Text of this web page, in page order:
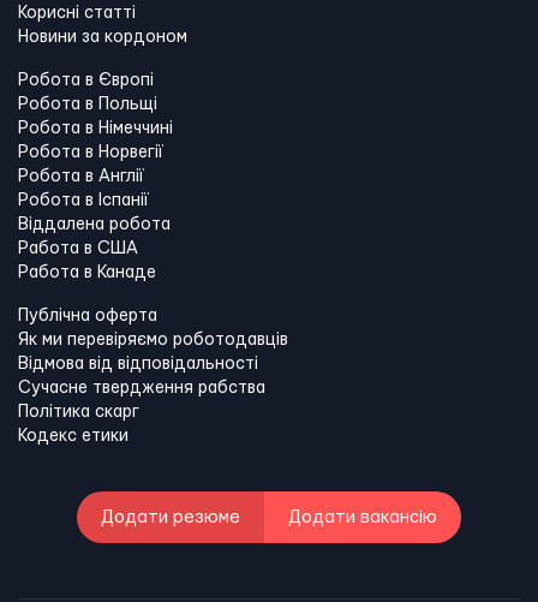
Корисні статті
Новини за кордоном
Робота в Європі
Робота в Польщі
Робота в Німеччині
Робота в Норвегії
Робота в Англії
Робота в Іспанії
Віддалена робота
Работа в США
Работа в Канадe
Публічна оферта
Як ми перевіряємо роботодавців
Відмова від відповідальності
Сучасне твердження рабства
Політика скарг
Кодекс етики
Додати резюме Додати вакансію